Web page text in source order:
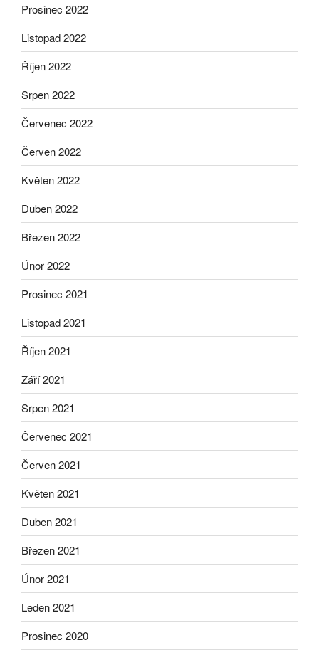
Prosinec 2022
Listopad 2022
Říjen 2022
Srpen 2022
Červenec 2022
Červen 2022
Květen 2022
Duben 2022
Březen 2022
Únor 2022
Prosinec 2021
Listopad 2021
Říjen 2021
Září 2021
Srpen 2021
Červenec 2021
Červen 2021
Květen 2021
Duben 2021
Březen 2021
Únor 2021
Leden 2021
Prosinec 2020